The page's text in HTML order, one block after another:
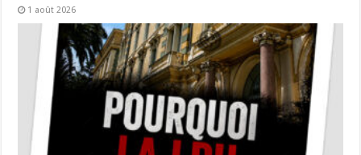
1 août 2026